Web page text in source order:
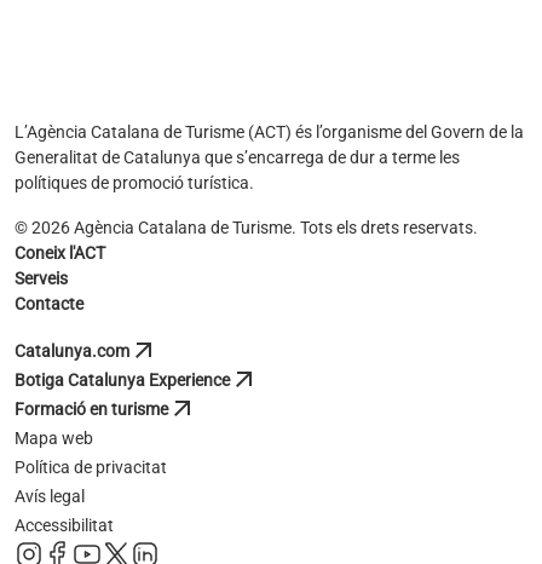
L’Agència Catalana de Turisme (ACT) és l’organisme del Govern de la
Generalitat de Catalunya que s’encarrega de dur a terme les
polítiques de promoció turística.
© 2026 Agència Catalana de Turisme. Tots els drets reservats.
Coneix l'ACT
Serveis
Contacte
Catalunya.com arrow_outward
s'obre en una pestanya nova
Botiga Catalunya Experiencearrow_outward
s'obre en una pestanya nova
Formació en turismearrow_outward
s'obre en una pestanya nova
Mapa web
Política de privacitat
Avís legal
Accessibilitat